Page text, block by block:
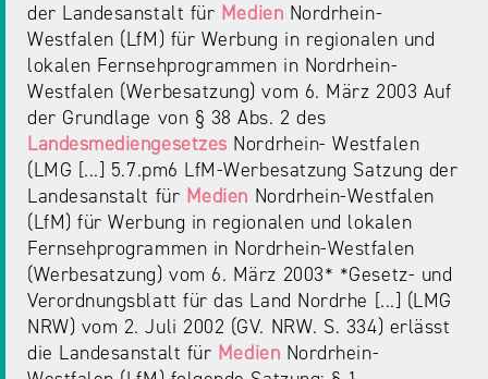
der Landesanstalt für Medien Nordrhein-
Westfalen (LfM) für Werbung in regionalen und
lokalen Fernsehprogrammen in Nordrhein-
Westfalen (Werbesatzung) vom 6. März 2003 Auf
der Grundlage von § 38 Abs. 2 des
Landesmediengesetzes Nordrhein- Westfalen
(LMG [...] 5.7.pm6 LfM-Werbesatzung Satzung der
Landesanstalt für Medien Nordrhein-Westfalen
(LfM) für Werbung in regionalen und lokalen
Fernsehprogrammen in Nordrhein-Westfalen
(Werbesatzung) vom 6. März 2003* *Gesetz- und
Verordnungsblatt für das Land Nordrhe [...] (LMG
NRW) vom 2. Juli 2002 (GV. NRW. S. 334) erlässt
die Landesanstalt für Medien Nordrhein-